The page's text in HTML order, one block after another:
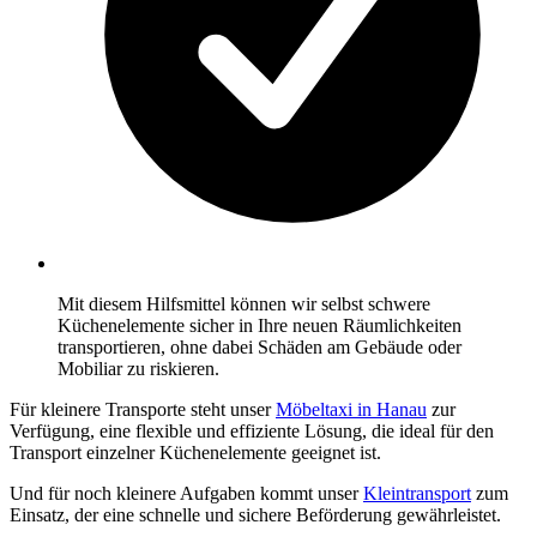
Mit diesem Hilfsmittel können wir selbst schwere
Küchenelemente sicher in Ihre neuen Räumlichkeiten
transportieren, ohne dabei Schäden am Gebäude oder
Mobiliar zu riskieren.
Für kleinere Transporte steht unserMöbeltaxi in Hanau zur
Verfügung, eine flexible und effiziente Lösung, die ideal für den
Transport einzelner Küchenelemente geeignet ist.
Und für noch kleinere Aufgaben kommt unserKleintransport zum
Einsatz, der eine schnelle und sichere Beförderung gewährleistet.